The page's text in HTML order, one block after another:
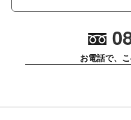
お電話で、